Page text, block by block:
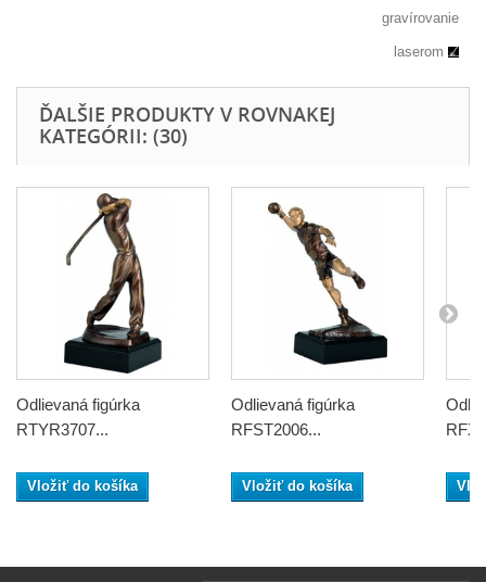
gravírovanie
laserom
ĎALŠIE PRODUKTY V ROVNAKEJ
KATEGÓRII: (30)
Odlievaná figúrka
RTYR3707...
Vložiť do košíka
Odlievaná figúrka
RFST2006...
Vložiť do košíka